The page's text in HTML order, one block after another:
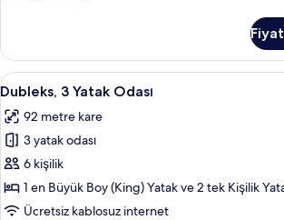
View
hakkında
daha
detay
Dubleks,
3
Yatak
Odası
için
tüm
fotoğrafları
Dubleks, 3
7
Dubleks, 3 Yatak Odası
92 metre kare
3 yatak odası
6 kişilik
1 en Büyük Boy (King) Yatak ve 2 tek Kişilik
Ücretsiz kablosuz internet